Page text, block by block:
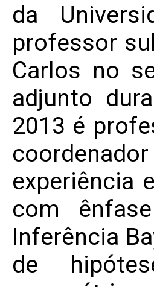
da
professor
Carlos no
adjunto
2013 é
experiência
com
Inferência
de